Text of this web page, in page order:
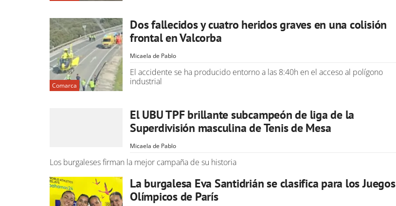
Comarca
Dos fallecidos y cuatro heridos graves en una colisión
frontal en Valcorba
Micaela de Pablo
El accidente se ha producido entorno a las 8:40h en el acceso al polígono
industrial
El UBU TPF brillante subcampeón de liga de la
Superdivisión masculina de Tenis de Mesa
Micaela de Pablo
Los burgaleses firman la mejor campaña de su historia
La burgalesa Eva Santidrián se clasifica para los Juegos
Olímpicos de París